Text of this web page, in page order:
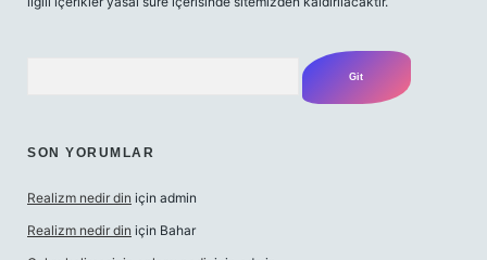
SON YORUMLAR
Realizm nedir din için admin
Realizm nedir din için Bahar